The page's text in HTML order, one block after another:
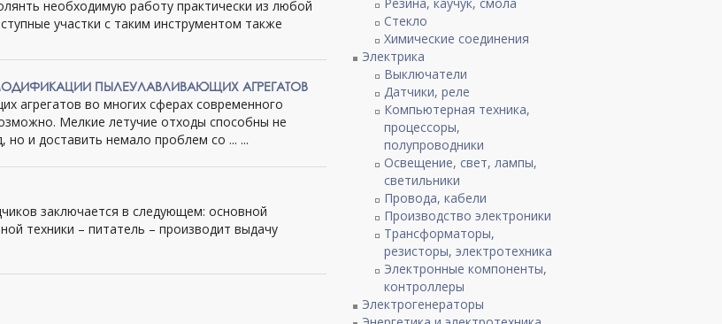
необходимую работу практически из любой
участки с таким инструментом также
ПЫЛЕУЛАВЛИВАЮЩИХ АГРЕГАТОВ
агрегатов во многих сферах современного
Мелкие летучие отходы способны не
но и доставить немало проблем со ... ...
заключается в следующем: основной
техники – питатель – производит выдачу
Стекло
Химические соединения
Электрика
Выключатели
Датчики, реле
Компьютерная техника,
процессоры,
полупроводники
Освещение, свет, лампы,
светильники
Провода, кабели
Производство электроники
Трансформаторы,
резисторы, электротехника
Электронные компоненты,
контроллеры
Электрогенераторы